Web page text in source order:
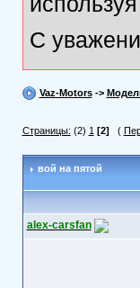
С
Vaz-Motors->
Страницы: (2) 1 [2] (
вой на пятой
alex-carsfan